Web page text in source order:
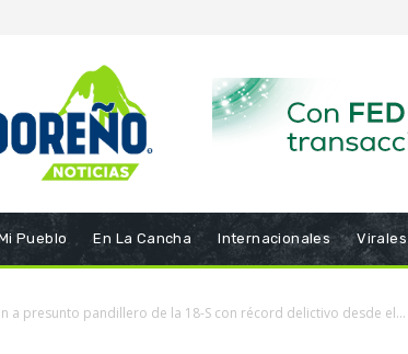
Pueblo En La Cancha Internacionales Virales
a presunto pandillero de la 18-S con récord delictivo desde el...